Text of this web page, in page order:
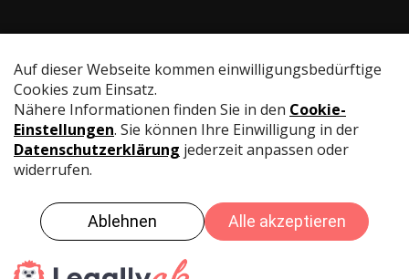
Instagram Facebook
LinkedIn
Nutzungsbedingungen